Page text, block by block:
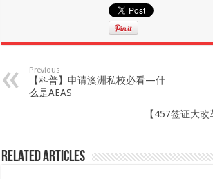
Previous
【科普】申请澳洲私校必看—什
么是AEAS
【457签证大
Related Articles